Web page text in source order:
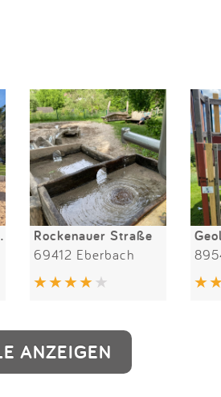
/ Arche Rockenauer Straße
69412 Eberbach
ANZEIGEN